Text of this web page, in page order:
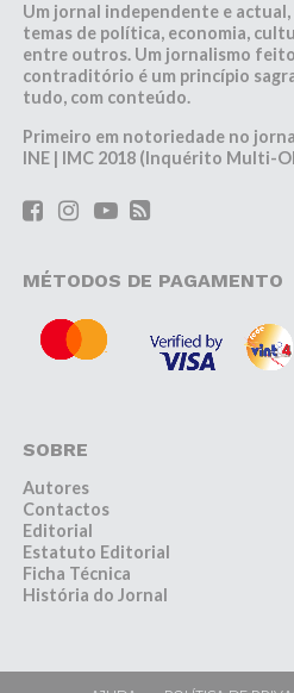
Um jornal independente e actual,
temas de política, economia,
entre outros. Um jornalismo
contraditório é um princípio
tudo, com conteúdo.
Primeiro em notoriedade no
INE | IMC 2018 (Inquérito Multi-
MÉTODOS DE PAGAMENTO
SOBRE
Autores
Contactos
Editorial
Estatuto Editorial
Ficha Técnica
História do Jornal